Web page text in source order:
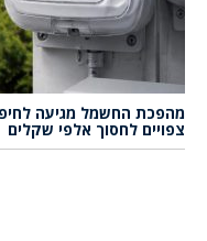
מהפכת החשמל מגיעה
צפויים לחסוך אלפי שקלים